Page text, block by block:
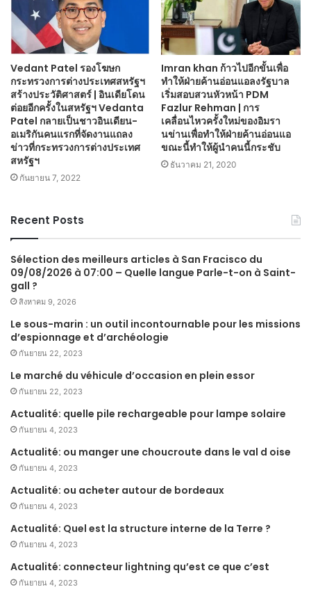
Vedant Patel รองโฆษก
กระทรวงการต่างประเทศสหรัฐฯ
สร้างประวัติศาสตร์ | อินเดียโดน
ต่อยอีกครั้งในสหรัฐฯ Vedanta
Patel กลายเป็นชาวอินเดียน-
อเมริกันคนแรกที่จัดงานแถลง
ข่าวที่กระทรวงการต่างประเทศ
สหรัฐฯ
กันยายน 7, 2022
Imran khan ก้าวไปอีกขั้นเพื่อ
ทำให้ฝ่ายค้านอ่อนแอลงรัฐบาล
เริ่มสอบสวนหัวหน้า PDM
Fazlur Rehman | การ
เคลื่อนไหวครั้งใหม่ของอิมรา
นข่านเพื่อทำให้ฝ่ายค้านอ่อนแอ
ขณะนี้ทำให้ผู้นำคนนี้กระชับ
ธันวาคม 21, 2020
Recent Posts
Sélection des meilleurs articles à San Fracisco du
09/08/2026 à 07:00 – Quelle langue Parle-t-on à Saint-
gall ?
สิงหาคม 9, 2026
Le sous-marin : un outil incontournable pour les missions
d’espionnage et d’archéologie
กันยายน 22, 2023
Le marché du véhicule d’occasion en plein essor
กันยายน 22, 2023
Actualité: quelle pile rechargeable pour lampe solaire
กันยายน 4, 2023
Actualité: ou manger une choucroute dans le val d oise
กันยายน 4, 2023
Actualité: ou acheter autour de bordeaux
กันยายน 4, 2023
Actualité: Quel est la structure interne de la Terre ?
กันยายน 4, 2023
Actualité: connecteur lightning qu’est ce que c’est
กันยายน 4, 2023